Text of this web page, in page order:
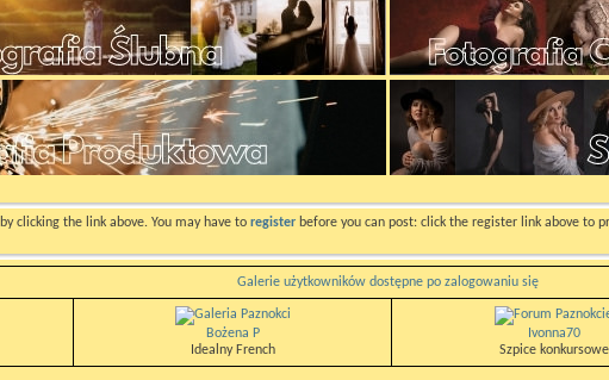
by clicking the link above. You may have to register before you can post: click the register link above to
Galerie użytkowników dostępne po zalogowaniu się
Bożena P
Idealny French
Ivonna70
Szpice konkursowe